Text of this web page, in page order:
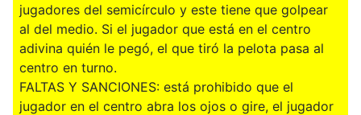
jugadores del semicírculo y este tiene que golpear
al del medio. Si el jugador que está en el centro
adivina quién le pegó, el que tiró la pelota pasa al
centro en turno.
FALTAS Y SANCIONES: está prohibido que el
jugador en el centro abra los ojos o gire, el jugador